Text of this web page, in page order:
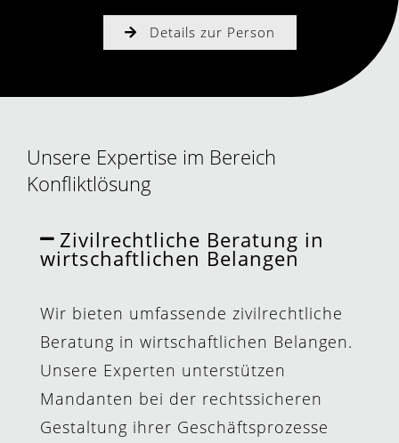
Details zur Person
Unsere Expertise im Bereich
Konfliktlösung
Zivilrechtliche Beratung in
wirtschaftlichen Belangen
Wir bieten umfassende zivilrechtliche
Beratung in wirtschaftlichen Belangen.
Unsere Experten unterstützen
Mandanten bei der rechtssicheren
Gestaltung ihrer Geschäftsprozesse